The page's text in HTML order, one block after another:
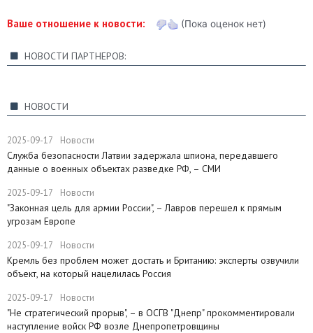
Ваше отношение к новости: (Пока оценок нет)
НОВОСТИ ПАРТНЕРОВ:
НОВОСТИ
2025-09-17 Новости
Служба безопасности Латвии задержала шпиона, передавшего
данные о военных объектах разведке РФ, – СМИ
2025-09-17 Новости
"Законная цель для армии России", – Лавров перешел к прямым
угрозам Европе
2025-09-17 Новости
​Кремль без проблем может достать и Британию: эксперты озвучили
объект, на который нацелилась Россия
2025-09-17 Новости
"Не стратегический прорыв", – в ОСГВ "Днепр" прокомментировали
наступление войск РФ возле Днепропетровщины